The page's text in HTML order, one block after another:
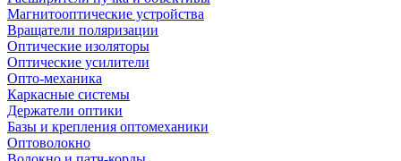
Магнитооптические устройства
Вращатели поляризации
Оптические изоляторы
Оптические усилители
Опто-механика
Каркасные системы
Держатели оптики
Базы и крепления оптомеханики
Оптоволокно